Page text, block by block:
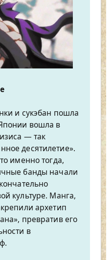
и сукэбан пошла
вошла в
— так
десятилетие».
именно тогда,
банды начали
культуре. Манга,
архетип
превратив его
в